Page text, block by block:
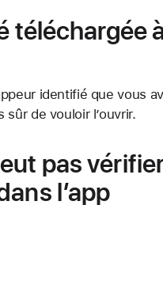
téléchargée
identifié que vous
de vouloir l’ouvrir.
pas
l’app